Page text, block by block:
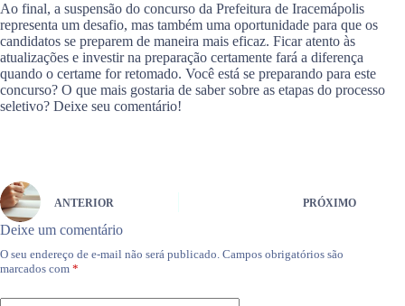
Ao final, a suspensão do concurso da Prefeitura de Iracemápolis
representa um desafio, mas também uma oportunidade para que os
candidatos se preparem de maneira mais eficaz. Ficar atento às
atualizações e investir na preparação certamente fará a diferença
quando o certame for retomado. Você está se preparando para este
concurso? O que mais gostaria de saber sobre as etapas do processo
seletivo? Deixe seu comentário!
ANTERIOR PRÓXIMO
Deixe um comentário
O seu endereço de e-mail não será publicado. Campos obrigatórios são
marcados com *